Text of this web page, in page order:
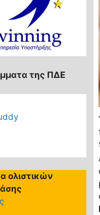
της ΠΔΕ
ολιστικών